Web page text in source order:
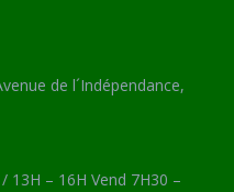
de l´Indépendance,
13H – 16H Vend 7H30 –